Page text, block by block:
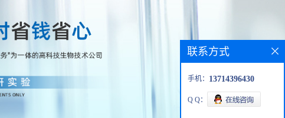
联系方式
手机： 13714396430
Q Q：